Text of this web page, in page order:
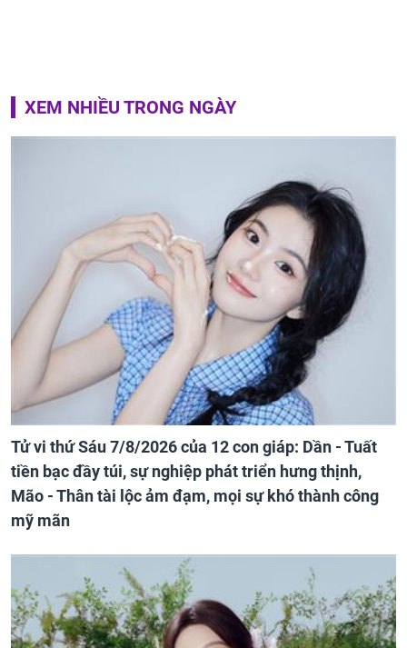
XEM NHIỀU TRONG NGÀY
Tử vi thứ Sáu 7/8/2026 của 12 con giáp: Dần - Tuất
tiền bạc đầy túi, sự nghiệp phát triển hưng thịnh,
Mão - Thân tài lộc ảm đạm, mọi sự khó thành công
mỹ mãn